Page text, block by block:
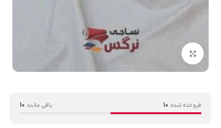
بزرگنمایی تصویر
فروخته شده: 10 باقی مانده: 10